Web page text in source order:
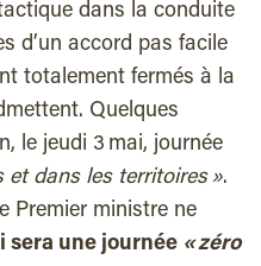
dans la conduite
d’un accord pas facile
totalement fermés à la
Quelques
le jeudi 3 mai, journée
et dans les territoires ».
Premier ministre ne
sera une journée « zéro